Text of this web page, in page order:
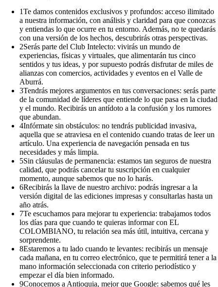
1Te damos contenidos exclusivos y profundos: acceso ilimitado
a nuestra información, con análisis y claridad para que conozcas
y entiendas lo que ocurre en tu entorno. Además, no te quedarás
con una versión de los hechos, descubrirás otras perspectivas.
2Serás parte del Club Intelecto: vivirás un mundo de
experiencias, físicas y virtuales, que alimentarán tus cinco
sentidos y tus ideas, y por supuesto podrás disfrutar de miles de
alianzas con comercios, actividades y eventos en el Valle de
Aburrá.
3Tendrás mejores argumentos en tus conversaciones: serás parte
de la comunidad de líderes que entiende lo que pasa en la ciudad
y el mundo. Recibirás un antídoto a la confusión y los rumores
que abundan.
4Infórmate sin obstáculos: no tendrás publicidad invasiva,
aquella que se atraviesa en el contenido cuando tratas de leer un
artículo. Una experiencia de navegación pensada en tus
necesidades y más limpia.
5Sin cláusulas de permanencia: estamos tan seguros de nuestra
calidad, que podrás cancelar tu suscripción en cualquier
momento, aunque sabemos que no lo harás.
6Recibirás la llave de nuestro archivo: podrás ingresar a la
versión digital de las ediciones impresas y consultarlas hasta un
año atrás.
7Te escuchamos para mejorar tu experiencia: trabajamos todos
los días para que cuando te quieras informar con EL
COLOMBIANO, tu relación sea más útil, intuitiva, cercana y
sorprendente.
8Estaremos a tu lado cuando te levantes: recibirás un mensaje
cada mañana, en tu correo electrónico, que te permitirá tener a la
mano información seleccionada con criterio periodístico y
empezar el día bien informado.
9Conocemos a Antioquia, mejor que Google: sabemos qué les